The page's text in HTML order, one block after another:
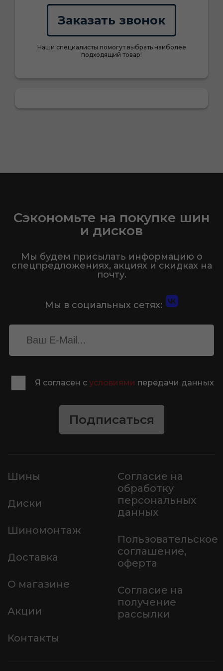
Заказать звонок
Наши специалисты помогут выбрать наиболее
подходящий товар!
Сэкономьте на покупке шин
и дисков
Мы будем присылать информацию о
спецпредложениях, акциях и скидках на
почту.
Мы в социальных сетях:
Я согласен с условиями передачи данных
Подписаться
Шины
Диски
Шиномонтаж
Доставка
О магазине
Акции
Контакты
Согласие на
обработку
персональных
данных
Пользовательское
соглашение,
оферта
Согласие на
получение
рассылки